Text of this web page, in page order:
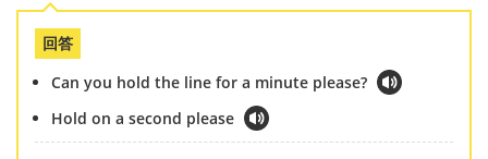
回答
Can you hold the line for a minute please?
Hold on a second please